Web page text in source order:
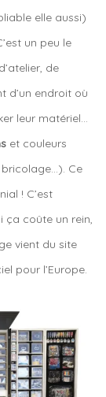
elle aussi)
un peu le
de
d’un endroit où
leur matériel…
et couleurs
Ce
! C’est
ça coûte un rein,
vient du site
pour l’Europe.